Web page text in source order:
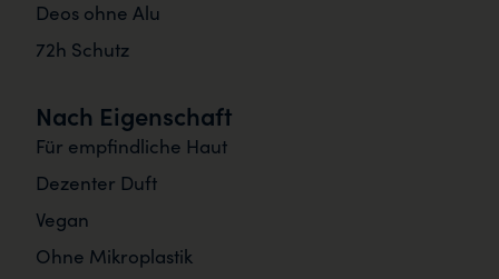
Deos ohne Alu
72h Schutz
Nach Eigenschaft
Für empfindliche Haut
Dezenter Duft
Vegan
Ohne Mikroplastik